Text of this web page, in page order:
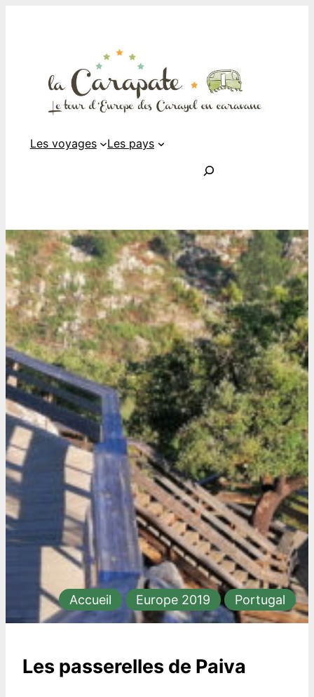
Les voyages Les pays
Accueil Europe 2019 Portugal
Les passerelles de Paiva